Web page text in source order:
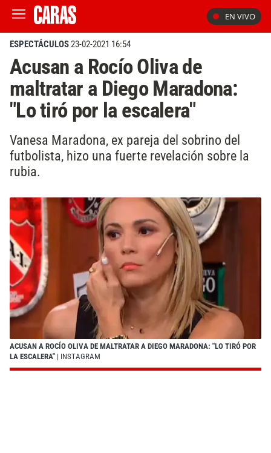
EN VIVO
ESPECTÁCULOS23-02-2021 16:54
Acusan a Rocío Oliva de
maltratar a Diego Maradona:
"Lo tiró por la escalera"
Vanesa Maradona, ex pareja del sobrino del
futbolista, hizo una fuerte revelación sobre la
rubia.
ACUSAN A ROCÍO OLIVA DE MALTRATAR A DIEGO MARADONA: "LO TIRÓ POR
LA ESCALERA" | INSTAGRAM